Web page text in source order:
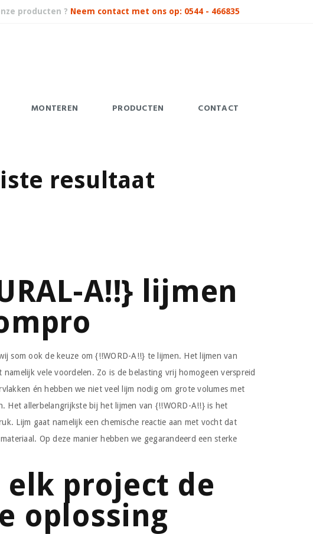
Neem contact met ons op: 0544 - 466835
producten ?
MONTEREN PRODUCTEN CONTACT
resultaat
A!!} lijmen
som ook de keuze om {!!WORD-A!!} te lijmen. Het lijmen van
namelijk vele voordelen. Zo is de belasting vrij homogeen verspreid
én hebben we niet veel lijm nodig om grote volumes met
Het allerbelangrijkste bij het lijmen van {!!WORD-A!!} is het
Lijm gaat namelijk een chemische reactie aan met vocht dat
Op deze manier hebben we gegarandeerd een sterke
elk project de
oplossing